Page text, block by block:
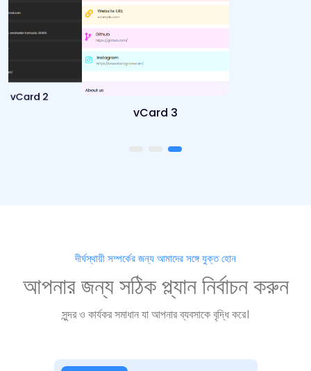
vCard 2
vCard 3
দীর্ঘস্থায়ী সম্পর্কের জন্য আমাদের সঙ্গে যুক্ত হোন
আপনার জন্য সঠিক প্ল্যান নির্বাচন করুন
সুন্দর ও কার্যকর সমাধান যা আপনার ব্যবসাকে বৃদ্ধি করে।